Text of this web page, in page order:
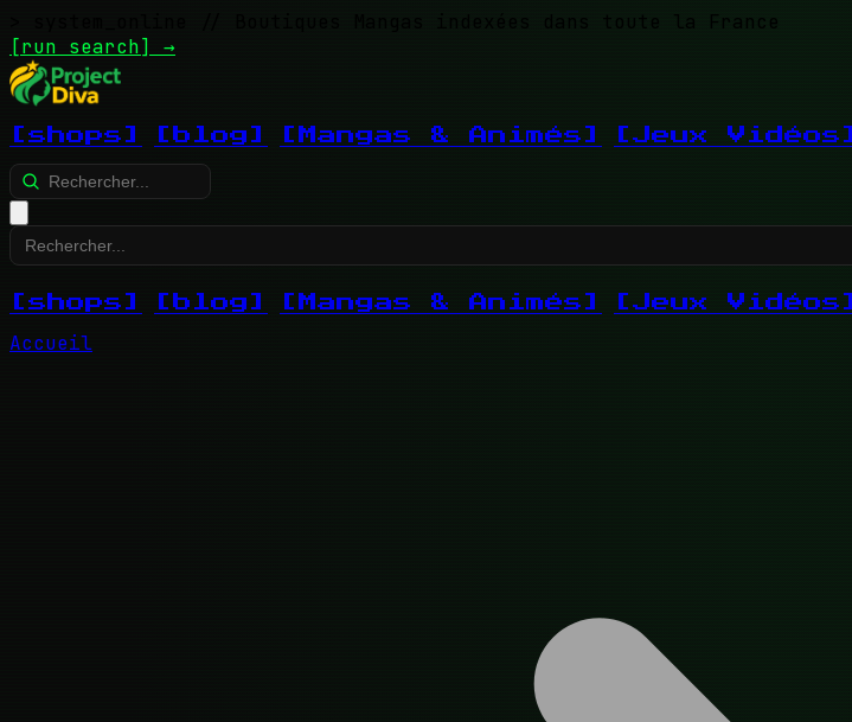
// Boutiques Mangas indexées dans toute la France
[run search] →
[shops] [blog] [Mangas & Animés] [Jeux Vidéos]
[shops] [blog] [Mangas & Animés] [Jeux Vidéos]
Accueil